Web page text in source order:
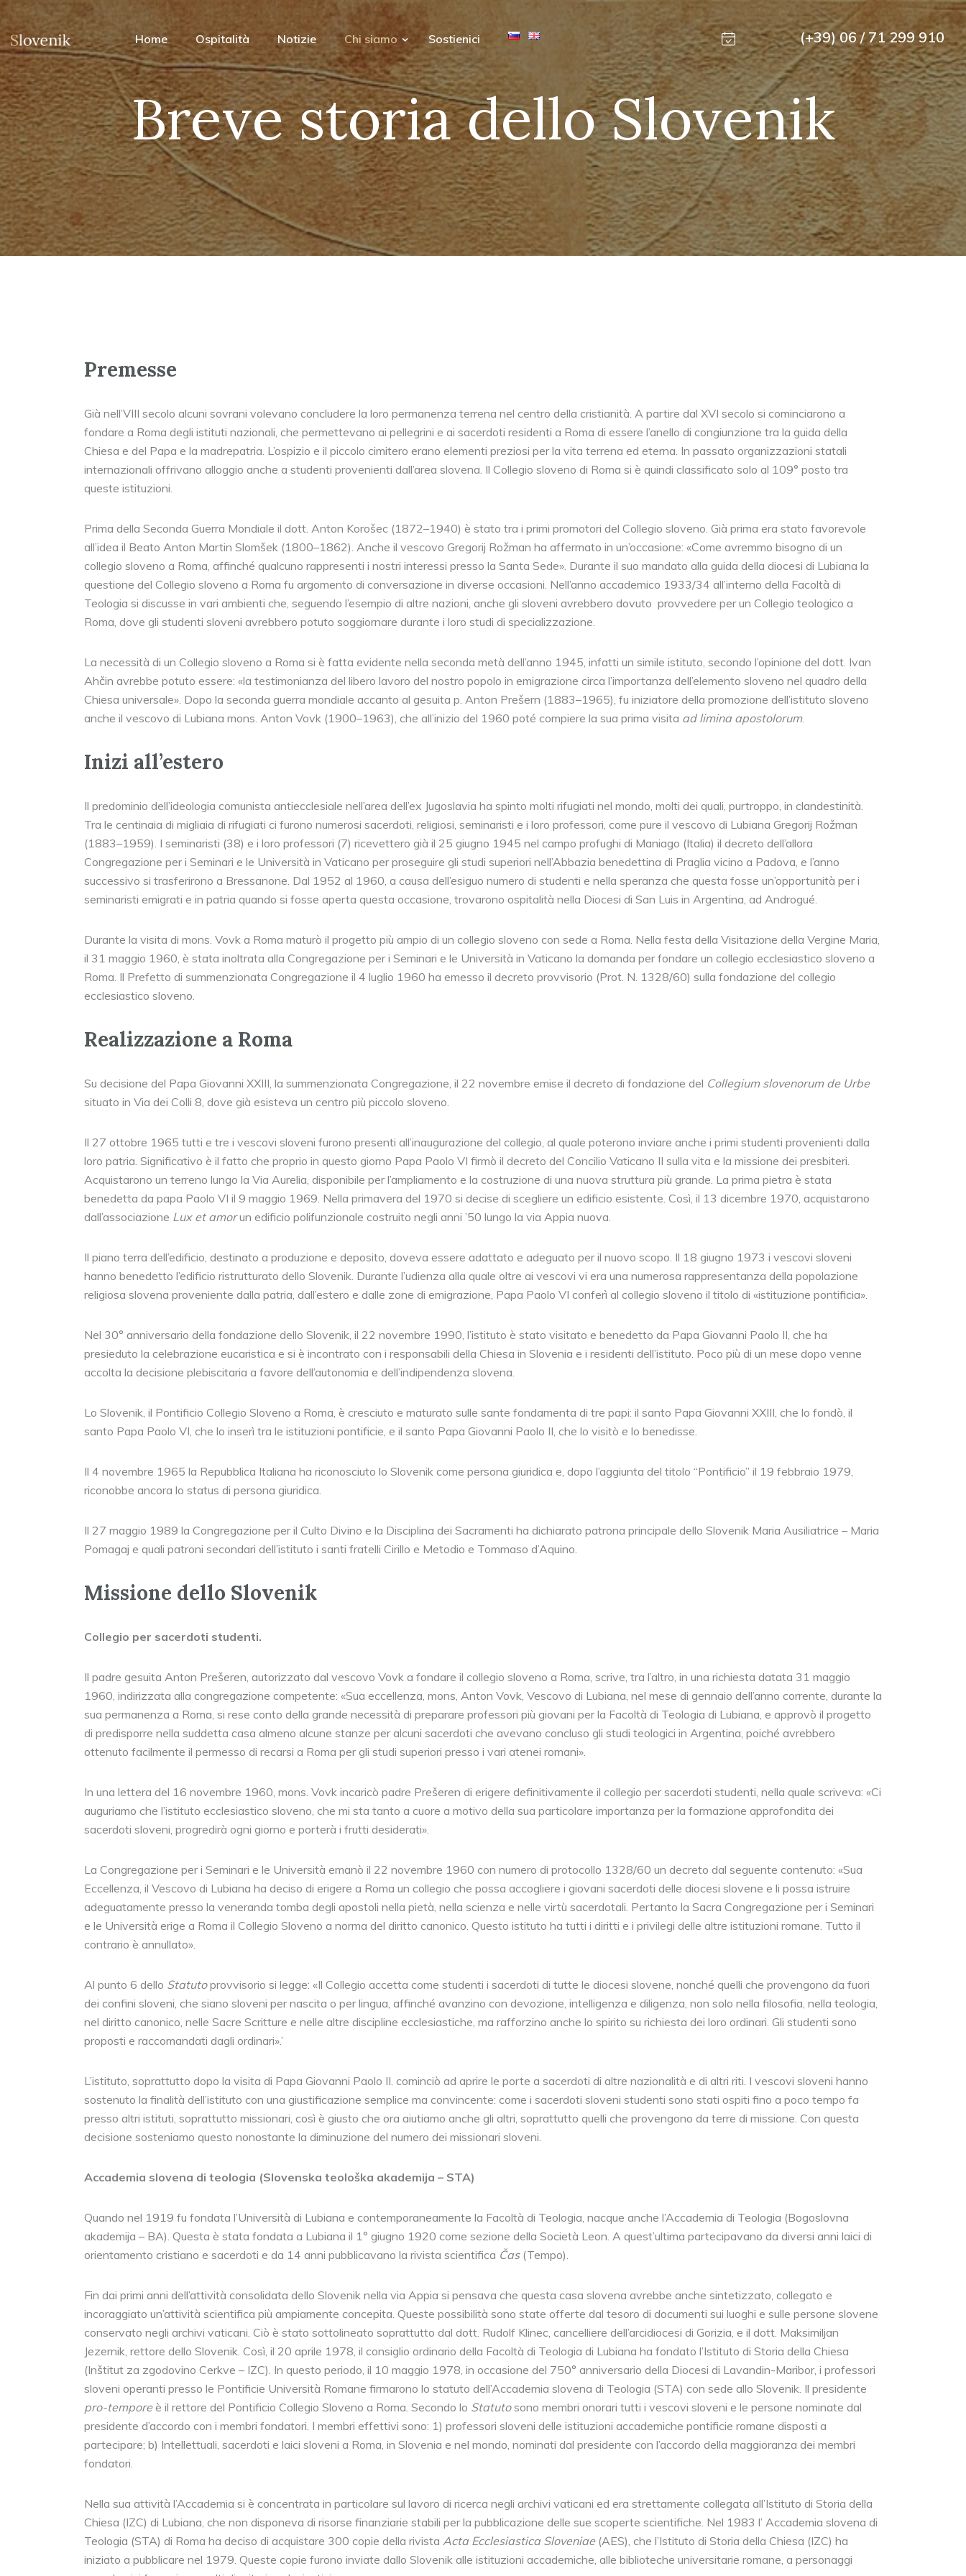
Home Ospitalità Notizie Chi siamo Sostienici (+39) 06 / 71 299 910
Breve storia dello Slovenik
Premesse
Già nell’VIII secolo alcuni sovrani volevano concludere la loro permanenza terrena nel centro della cristianità. A partire dal XVI secolo si cominciarono a
fondare a Roma degli istituti nazionali, che permettevano ai pellegrini e ai sacerdoti residenti a Roma di essere l’anello di congiunzione tra la guida della
Chiesa e del Papa e la madrepatria. L’ospizio e il piccolo cimitero erano elementi preziosi per la vita terrena ed eterna. In passato organizzazioni statali
internazionali offrivano alloggio anche a studenti provenienti dall’area slovena. Il Collegio sloveno di Roma si è quindi classificato solo al 109° posto tra
queste istituzioni.
Prima della Seconda Guerra Mondiale il dott. Anton Korošec (1872–1940) è stato tra i primi promotori del Collegio sloveno. Già prima era stato favorevole
all’idea il Beato Anton Martin Slomšek (1800–1862). Anche il vescovo Gregorij Rožman ha affermato in un’occasione: «Come avremmo bisogno di un
collegio sloveno a Roma, affinché qualcuno rappresenti i nostri interessi presso la Santa Sede». Durante il suo mandato alla guida della diocesi di Lubiana la
questione del Collegio sloveno a Roma fu argomento di conversazione in diverse occasioni. Nell’anno accademico 1933/34 all’interno della Facoltà di
Teologia si discusse in vari ambienti che, seguendo l’esempio di altre nazioni, anche gli sloveni avrebbero dovuto provvedere per un Collegio teologico a
Roma, dove gli studenti sloveni avrebbero potuto soggiornare durante i loro studi di specializzazione.
La necessità di un Collegio sloveno a Roma si è fatta evidente nella seconda metà dell’anno 1945, infatti un simile istituto, secondo l’opinione del dott. Ivan
Ahčin avrebbe potuto essere: «la testimonianza del libero lavoro del nostro popolo in emigrazione circa l’importanza dell’elemento sloveno nel quadro della
Chiesa universale». Dopo la seconda guerra mondiale accanto al gesuita p. Anton Prešern (1883–1965), fu iniziatore della promozione dell’istituto sloveno
anche il vescovo di Lubiana mons. Anton Vovk (1900–1963), che all’inizio del 1960 poté compiere la sua prima visita ad limina apostolorum.
Inizi all’estero
Il predominio dell’ideologia comunista antiecclesiale nell’area dell’ex Jugoslavia ha spinto molti rifugiati nel mondo, molti dei quali, purtroppo, in clandestinità.
Tra le centinaia di migliaia di rifugiati ci furono numerosi sacerdoti, religiosi, seminaristi e i loro professori, come pure il vescovo di Lubiana Gregorij Rožman
(1883–1959). I seminaristi (38) e i loro professori (7) ricevettero già il 25 giugno 1945 nel campo profughi di Maniago (Italia) il decreto dell’allora
Congregazione per i Seminari e le Università in Vaticano per proseguire gli studi superiori nell’Abbazia benedettina di Praglia vicino a Padova, e l’anno
successivo si trasferirono a Bressanone. Dal 1952 al 1960, a causa dell’esiguo numero di studenti e nella speranza che questa fosse un’opportunità per i
seminaristi emigrati e in patria quando si fosse aperta questa occasione, trovarono ospitalità nella Diocesi di San Luis in Argentina, ad Androgué.
Durante la visita di mons. Vovk a Roma maturò il progetto più ampio di un collegio sloveno con sede a Roma. Nella festa della Visitazione della Vergine Maria,
il 31 maggio 1960, è stata inoltrata alla Congregazione per i Seminari e le Università in Vaticano la domanda per fondare un collegio ecclesiastico sloveno a
Roma. Il Prefetto di summenzionata Congregazione il 4 luglio 1960 ha emesso il decreto provvisorio (Prot. N. 1328/60) sulla fondazione del collegio
ecclesiastico sloveno.
Realizzazione a Roma
Su decisione del Papa Giovanni XXIII, la summenzionata Congregazione, il 22 novembre emise il decreto di fondazione del Collegium slovenorum de Urbe
situato in Via dei Colli 8, dove già esisteva un centro più piccolo sloveno.
Il 27 ottobre 1965 tutti e tre i vescovi sloveni furono presenti all’inaugurazione del collegio, al quale poterono inviare anche i primi studenti provenienti dalla
loro patria. Significativo è il fatto che proprio in questo giorno Papa Paolo VI firmò il decreto del Concilio Vaticano II sulla vita e la missione dei presbiteri.
Acquistarono un terreno lungo la Via Aurelia, disponibile per l’ampliamento e la costruzione di una nuova struttura più grande. La prima pietra è stata
benedetta da papa Paolo VI il 9 maggio 1969. Nella primavera del 1970 si decise di scegliere un edificio esistente. Così, il 13 dicembre 1970, acquistarono
dall’associazione Lux et amorun edificio polifunzionale costruito negli anni ’50 lungo la via Appia nuova.
Il piano terra dell’edificio, destinato a produzione e deposito, doveva essere adattato e adeguato per il nuovo scopo. Il 18 giugno 1973 i vescovi sloveni
hanno benedetto l’edificio ristrutturato dello Slovenik. Durante l’udienza alla quale oltre ai vescovi vi era una numerosa rappresentanza della popolazione
religiosa slovena proveniente dalla patria, dall’estero e dalle zone di emigrazione, Papa Paolo VI conferì al collegio sloveno il titolo di «istituzione pontificia».
Nel 30° anniversario della fondazione dello Slovenik, il 22 novembre 1990, l’istituto è stato visitato e benedetto da Papa Giovanni Paolo II, che ha
presieduto la celebrazione eucaristica e si è incontrato con i responsabili della Chiesa in Slovenia e i residenti dell’istituto. Poco più di un mese dopo venne
accolta la decisione plebiscitaria a favore dell’autonomia e dell’indipendenza slovena.
Lo Slovenik, il Pontificio Collegio Sloveno a Roma, è cresciuto e maturato sulle sante fondamenta di tre papi: il santo Papa Giovanni XXIII, che lo fondò, il
santo Papa Paolo VI, che lo inserì tra le istituzioni pontificie, e il santo Papa Giovanni Paolo II, che lo visitò e lo benedisse.
Il 4 novembre 1965 la Repubblica Italiana ha riconosciuto lo Slovenik come persona giuridica e, dopo l’aggiunta del titolo “Pontificio” il 19 febbraio 1979,
riconobbe ancora lo status di persona giuridica.
Il 27 maggio 1989 la Congregazione per il Culto Divino e la Disciplina dei Sacramenti ha dichiarato patrona principale dello Slovenik Maria Ausiliatrice – Maria
Pomagaj e quali patroni secondari dell’istituto i santi fratelli Cirillo e Metodio e Tommaso d’Aquino.
Missione dello Slovenik
Collegio per sacerdoti studenti.
Il padre gesuita Anton Prešeren, autorizzato dal vescovo Vovk a fondare il collegio sloveno a Roma, scrive, tra l’altro, in una richiesta datata 31 maggio
1960, indirizzata alla congregazione competente: «Sua eccellenza, mons, Anton Vovk, Vescovo di Lubiana, nel mese di gennaio dell’anno corrente, durante la
sua permanenza a Roma, si rese conto della grande necessità di preparare professori più giovani per la Facoltà di Teologia di Lubiana, e approvò il progetto
di predisporre nella suddetta casa almeno alcune stanze per alcuni sacerdoti che avevano concluso gli studi teologici in Argentina, poiché avrebbero
ottenuto facilmente il permesso di recarsi a Roma per gli studi superiori presso i vari atenei romani».
In una lettera del 16 novembre 1960, mons. Vovk incaricò padre Prešeren di erigere definitivamente il collegio per sacerdoti studenti, nella quale scriveva: «Ci
auguriamo che l’istituto ecclesiastico sloveno, che mi sta tanto a cuore a motivo della sua particolare importanza per la formazione approfondita dei
sacerdoti sloveni, progredirà ogni giorno e porterà i frutti desiderati».
La Congregazione per i Seminari e le Università emanò il 22 novembre 1960 con numero di protocollo 1328/60 un decreto dal seguente contenuto: «Sua
Eccellenza, il Vescovo di Lubiana ha deciso di erigere a Roma un collegio che possa accogliere i giovani sacerdoti delle diocesi slovene e li possa istruire
adeguatamente presso la veneranda tomba degli apostoli nella pietà, nella scienza e nelle virtù sacerdotali. Pertanto la Sacra Congregazione per i Seminari
e le Università erige a Roma il Collegio Sloveno a norma del diritto canonico. Questo istituto ha tutti i diritti e i privilegi delle altre istituzioni romane. Tutto il
contrario è annullato».
Al punto 6 dello Statutoprovvisorio si legge: «Il Collegio accetta come studenti i sacerdoti di tutte le diocesi slovene, nonché quelli che provengono da fuori
dei confini sloveni, che siano sloveni per nascita o per lingua, affinché avanzino con devozione, intelligenza e diligenza, non solo nella filosofia, nella teologia,
nel diritto canonico, nelle Sacre Scritture e nelle altre discipline ecclesiastiche, ma rafforzino anche lo spirito su richiesta dei loro ordinari. Gli studenti sono
proposti e raccomandati dagli ordinari».’
L’istituto, soprattutto dopo la visita di Papa Giovanni Paolo II. cominciò ad aprire le porte a sacerdoti di altre nazionalità e di altri riti. I vescovi sloveni hanno
sostenuto la finalità dell’istituto con una giustificazione semplice ma convincente: come i sacerdoti sloveni studenti sono stati ospiti fino a poco tempo fa
presso altri istituti, soprattutto missionari, così è giusto che ora aiutiamo anche gli altri, soprattutto quelli che provengono da terre di missione. Con questa
decisione sosteniamo questo nonostante la diminuzione del numero dei missionari sloveni.
Accademia slovena di teologia (Slovenska teološka akademija – STA)
Quando nel 1919 fu fondata l’Università di Lubiana e contemporaneamente la Facoltà di Teologia, nacque anche l’Accademia di Teologia (Bogoslovna
akademija – BA). Questa è stata fondata a Lubiana il 1° giugno 1920 come sezione della Società Leon. A quest’ultima partecipavano da diversi anni laici di
orientamento cristiano e sacerdoti e da 14 anni pubblicavano la rivista scientifica Čas(Tempo).
Fin dai primi anni dell’attività consolidata dello Slovenik nella via Appia si pensava che questa casa slovena avrebbe anche sintetizzato, collegato e
incoraggiato un’attività scientifica più ampiamente concepita. Queste possibilità sono state offerte dal tesoro di documenti sui luoghi e sulle persone slovene
conservato negli archivi vaticani. Ciò è stato sottolineato soprattutto dal dott. Rudolf Klinec, cancelliere dell’arcidiocesi di Gorizia, e il dott. Maksimiljan
Jezernik, rettore dello Slovenik. Così, il 20 aprile 1978, il consiglio ordinario della Facoltà di Teologia di Lubiana ha fondato l’Istituto di Storia della Chiesa
(Inštitut za zgodovino Cerkve – IZC). In questo periodo, il 10 maggio 1978, in occasione del 750° anniversario della Diocesi di Lavandin-Maribor, i professori
sloveni operanti presso le Pontificie Università Romane firmarono lo statuto dell’Accademia slovena di Teologia (STA) con sede allo Slovenik. Il presidente
pro-temporeè il rettore del Pontificio Collegio Sloveno a Roma. Secondo lo Statutosono membri onorari tutti i vescovi sloveni e le persone nominate dal
presidente d’accordo con i membri fondatori. I membri effettivi sono: 1) professori sloveni delle istituzioni accademiche pontificie romane disposti a
partecipare; b) Intellettuali, sacerdoti e laici sloveni a Roma, in Slovenia e nel mondo, nominati dal presidente con l’accordo della maggioranza dei membri
fondatori.
Nella sua attività l’Accademia si è concentrata in particolare sul lavoro di ricerca negli archivi vaticani ed era strettamente collegata all’Istituto di Storia della
Chiesa (IZC) di Lubiana, che non disponeva di risorse finanziarie stabili per la pubblicazione delle sue scoperte scientifiche. Nel 1983 l’ Accademia slovena di
Teologia (STA) di Roma ha deciso di acquistare 300 copie della rivista Acta Ecclesiastica Sloveniae(AES), che l’Istituto di Storia della Chiesa (IZC) ha
iniziato a pubblicare nel 1979. Queste copie furono inviate dallo Slovenik alle istituzioni accademiche, alle biblioteche universitarie romane, a personaggi